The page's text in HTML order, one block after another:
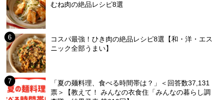
むね肉の絶品レシピ8選
コスパ最強！ひき肉の絶品レシピ8選【和・洋・エス
ニック全部うまい】
「夏の麺料理、食べる時間帯は？」＜回答数37,131
票＞【教えて！ みんなの衣食住「みんなの暮らし調